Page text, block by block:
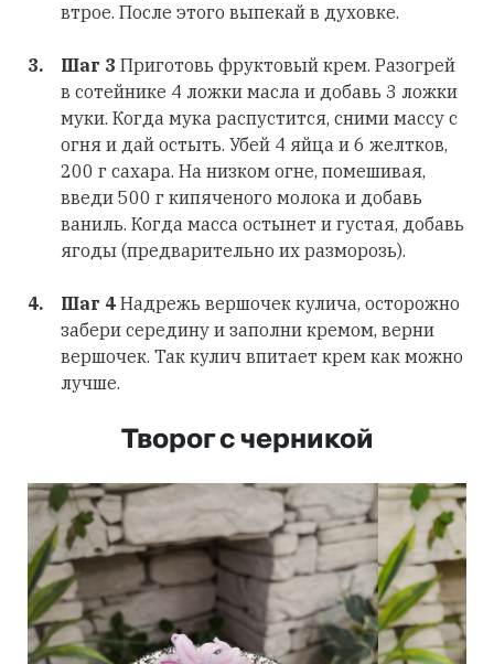
втрое. После этого выпекай в духовке.
Шаг 3 Приготовь фруктовый крем. Разогрей
в сотейнике 4 ложки масла и добавь 3 ложки
муки. Когда мука распустится, сними массу с
огня и дай остыть. Убей 4 яйца и 6 желтков,
200 г сахара. На низком огне, помешивая,
введи 500 г кипяченого молока и добавь
ваниль. Когда масса остынет и густая, добавь
ягоды (предварительно их разморозь).
Шаг 4 Надрежь вершочек кулича, осторожно
забери середину и заполни кремом, верни
вершочек. Так кулич впитает крем как можно
лучше.
Творог с черникой